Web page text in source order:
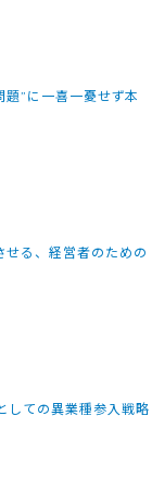
題”に一喜一憂せず本
せる、経営者のための
しての異業種参入戦略